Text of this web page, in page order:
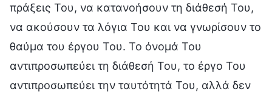
πράξεις Του, να κατανοήσουν τη διάθεσή Του,
να ακούσουν τα λόγια Του και να γνωρίσουν το
θαύμα του έργου Του. Το όνομά Του
αντιπροσωπεύει τη διάθεσή Του, το έργο Του
αντιπροσωπεύει την ταυτότητά Του, αλλά δεν